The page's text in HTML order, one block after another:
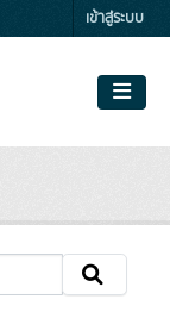
เข้าสู่ระบบ